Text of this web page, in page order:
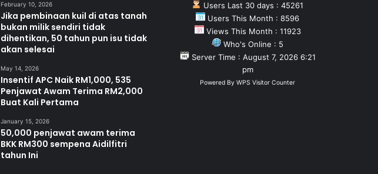
February 10, 2026
Jika pembinaan kuil di atas tanah
bukan milik sendiri tidak
dihentikan, 50 tahun pun isu tidak
akan selesai
May 14, 2026
Insentif APC Naik RM1,000, 535
Penjawat Awam Terima RM2,000
Buat Kali Pertama
January 15, 2026
50,000 penjawat awam terima
BKK RM300 sempena Aidilfitri
tahun Ini
Users Last 30 days : 45261
Users This Month : 8596
Views This Month : 11923
Who's Online : 5
Server Time : August 7, 2026 6:21
pm
Powered By WPS Visitor Counter